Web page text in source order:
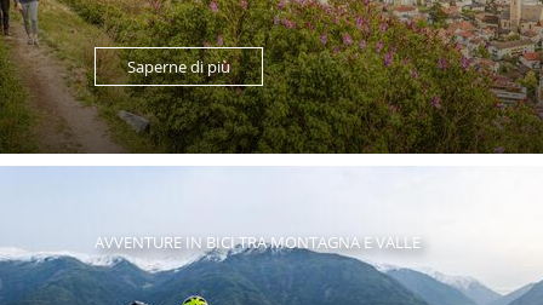
Saperne di più
AVVENTURE IN BICI TRA MONTAGNA E VALLE